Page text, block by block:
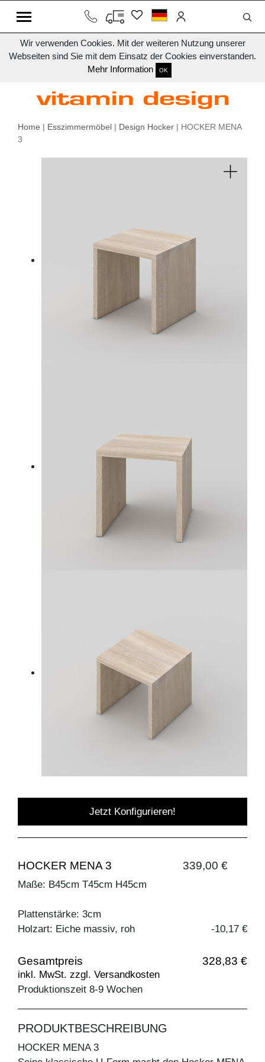
Wir verwenden Cookies. Mit der weiteren Nutzung unserer
Webseiten sind Sie mit dem Einsatz der Cookies einverstanden.
Mehr Information
OK
Home | Esszimmermöbel | Design Hocker | HOCKER MENA
3
Jetzt Konfigurieren!
HOCKER MENA 3 339,00 €
Maße: B45cm T45cm H45cm
Plattenstärke: 3cm
Holzart: Eiche massiv, roh
-10,17 €
Gesamtpreis 328,83 €
inkl. MwSt. zzgl. Versandkosten
Produktionszeit 8-9 Wochen
PRODUKTBESCHREIBUNG
HOCKER MENA 3